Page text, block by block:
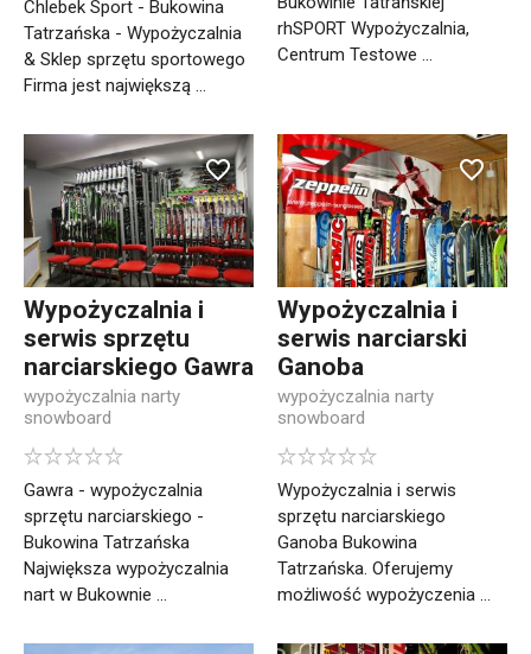
Chlebek Sport - Bukowina
Tatrzańska - Wypożyczalnia
& Sklep sprzętu sportowego
Firma jest największą ...
rhSPORT Wypożyczalnia,
Centrum Testowe ...
Wypożyczalnia i
serwis sprzętu
narciarskiego Gawra
wypożyczalnia narty
snowboard
Gawra - wypożyczalnia
sprzętu narciarskiego -
Bukowina Tatrzańska
Największa wypożyczalnia
nart w Bukownie ...
Wypożyczalnia i
serwis narciarski
Ganoba
wypożyczalnia narty
snowboard
Wypożyczalnia i serwis
sprzętu narciarskiego
Ganoba Bukowina
Tatrzańska. Oferujemy
możliwość wypożyczenia ...